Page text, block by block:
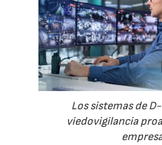
Los sistemas de
viedovigilancia